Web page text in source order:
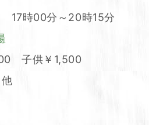
17時00分～20時15分
子供￥1,500